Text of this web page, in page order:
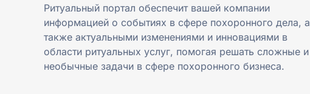
Ритуальный портал обеспечит вашей компании
информацией о событиях в сфере похоронного дела, а
также актуальными изменениями и инновациями в
области ритуальных услуг, помогая решать сложные и
необычные задачи в сфере похоронного бизнеса.